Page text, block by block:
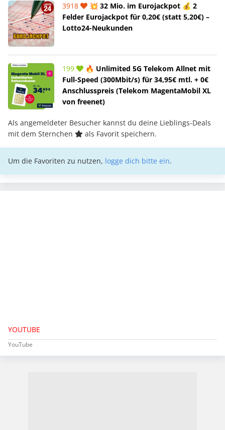
3918
💥 32 Mio. im Eurojackpot 💰 2
Felder Eurojackpot für 0,20€ (statt 5,20€) –
Lotto24-Neukunden
199
🔥 Unlimited 5G Telekom Allnet mit
Full-Speed (300Mbit/s) für 34,95€ mtl. + 0€
Anschlusspreis (Telekom MagentaMobil XL
von freenet)
Als angemeldeter Besucher kannst du deine Lieblings-Deals
mit dem Sternchen
als Favorit speichern.
Um die Favoriten zu nutzen, logge dich bitte ein.
YOUTUBE
YouTube